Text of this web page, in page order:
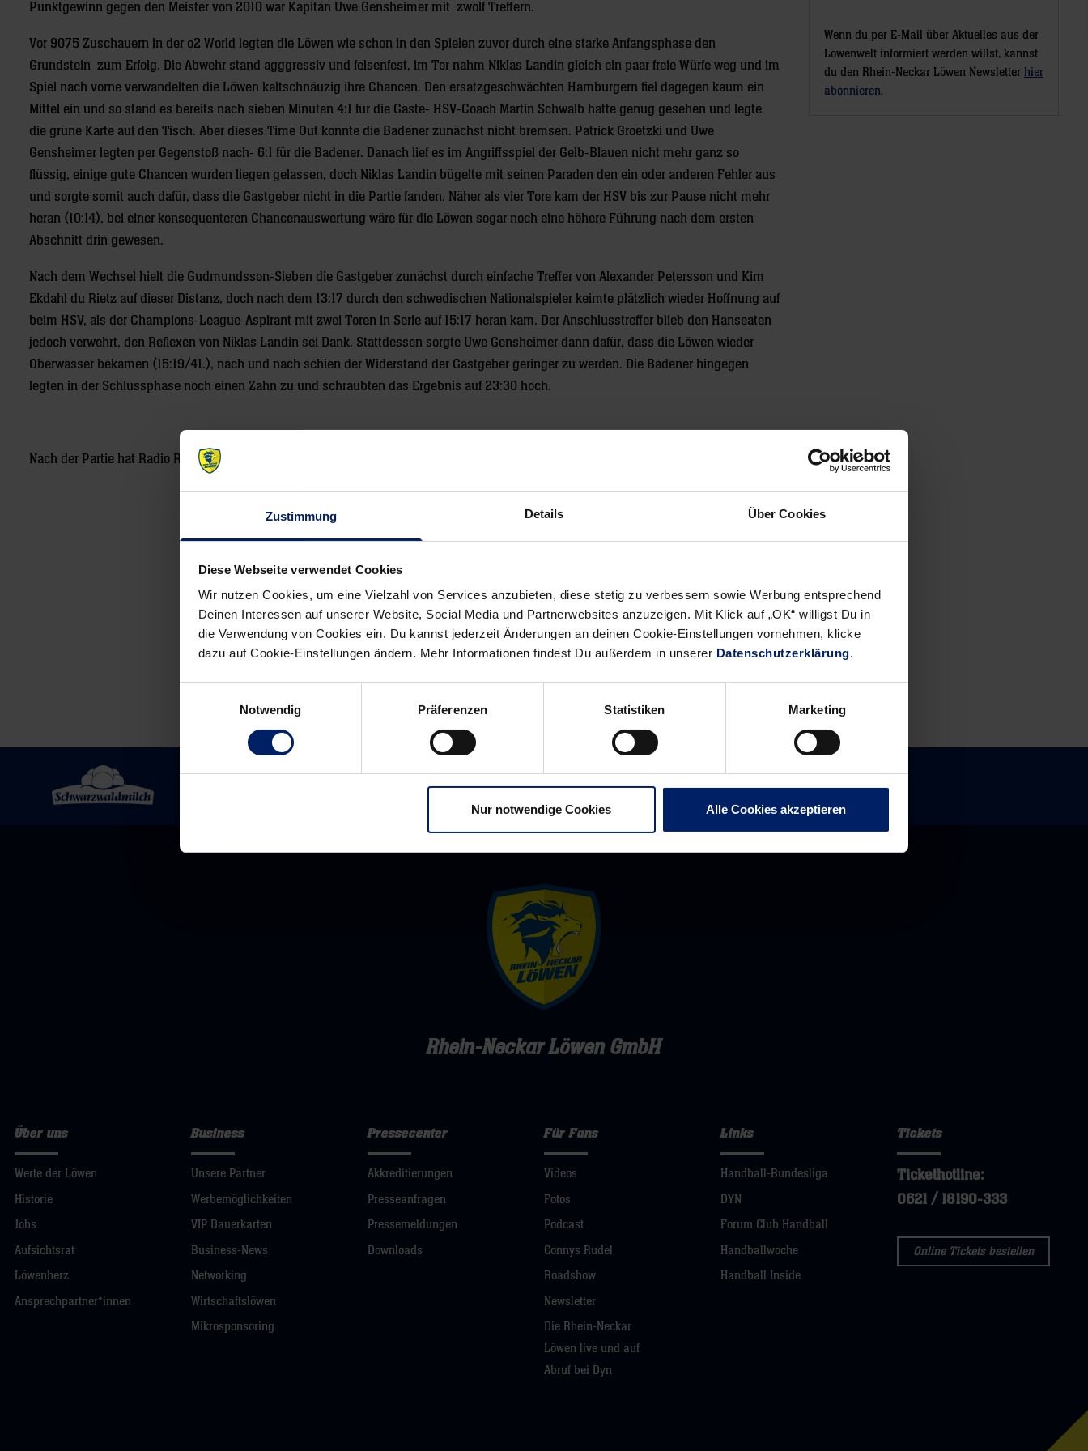
Zustimmung Details Über Cookies
Diese Webseite verwendet Cookies
Wir nutzen Cookies, um eine Vielzahl von Services anzubieten, diese stetig zu verbessern sowie Werbung entsprechend
Deinen Interessen auf unserer Website, Social Media und Partnerwebsites anzuzeigen. Mit Klick auf „OK“ willigst Du in
die Verwendung von Cookies ein. Du kannst jederzeit Änderungen an deinen Cookie-Einstellungen vornehmen, klicke
dazu auf Cookie-Einstellungen ändern. Mehr Informationen findest Du außerdem in unserer Datenschutzerklärung.
Notwendig
Präferenzen Statistiken Marketing
Nur notwendige Cookies Alle Cookies akzeptieren
Punktgewinn gegen den Meister von 2010 war Kapitän Uwe Gensheimer mit zwölf Treffern.
Vor 9075 Zuschauern in der o2 World legten die Löwen wie schon in den Spielen zuvor durch eine starke Anfangsphase den
Grundstein zum Erfolg. Die Abwehr stand agggressiv und felsenfest, im Tor nahm Niklas Landin gleich ein paar freie Würfe weg und im
Spiel nach vorne verwandelten die Löwen kaltschnäuzig ihre Chancen. Den ersatzgeschwächten Hamburgern fiel dagegen kaum ein
Mittel ein und so stand es bereits nach sieben Minuten 4:1 für die Gäste- HSV-Coach Martin Schwalb hatte genug gesehen und legte
die grüne Karte auf den Tisch. Aber dieses Time Out konnte die Badener zunächst nicht bremsen. Patrick Groetzki und Uwe
Gensheimer legten per Gegenstoß nach- 6:1 für die Badener. Danach lief es im Angriffsspiel der Gelb-Blauen nicht mehr ganz so
flüssig, einige gute Chancen wurden liegen gelassen, doch Niklas Landin bügelte mit seinen Paraden den ein oder anderen Fehler aus
und sorgte somit auch dafür, dass die Gastgeber nicht in die Partie fanden. Näher als vier Tore kam der HSV bis zur Pause nicht mehr
heran (10:14), bei einer konsequenteren Chancenauswertung wäre für die Löwen sogar noch eine höhere Führung nach dem ersten
Abschnitt drin gewesen.
Nach dem Wechsel hielt die Gudmundsson-Sieben die Gastgeber zunächst durch einfache Treffer von Alexander Petersson und Kim
Ekdahl du Rietz auf dieser Distanz, doch nach dem 13:17 durch den schwedischen Nationalspieler keimte plätzlich wieder Hoffnung auf
beim HSV, als der Champions-League-Aspirant mit zwei Toren in Serie auf 15:17 heran kam. Der Anschlusstreffer blieb den Hanseaten
jedoch verwehrt, den Reflexen von Niklas Landin sei Dank. Stattdessen sorgte Uwe Gensheimer dann dafür, dass die Löwen wieder
Oberwasser bekamen (15:19/41.), nach und nach schien der Widerstand der Gastgeber geringer zu werden. Die Badener hingegen
legten in der Schlussphase noch einen Zahn zu und schraubten das Ergebnis auf 23:30 hoch.
Nach der Partie hat Radio Regenbogen mit Uwe Gensheimer, Andy Schmid und Thorsten Storm gesprochen:
Wenn du per E-Mail über Aktuelles aus der
Löwenwelt informiert werden willst, kannst
du den Rhein-Neckar Löwen Newsletter hier
abonnieren.
previous
News:
Sieg
in
Hamburg
newst
News:
Handball-
Bundesliga:
Löwen
imponieren
Hamburg
Rhein-Neckar Löwen GmbH
Über uns
Werte der Löwen
Historie
Jobs
Aufsichtsrat
Löwenherz
Ansprechpartner*innen
Business
Unsere Partner
Werbemöglichkeiten
VIP Dauerkarten
Business-News
Networking
Wirtschaftslöwen
Mikrosponsoring
Pressecenter
Akkreditierungen
Presseanfragen
Pressemeldungen
Downloads
Für Fans
Videos
Fotos
Podcast
Connys Rudel
Roadshow
Newsletter
Die Rhein-Neckar
Löwen live und auf
Abruf bei Dyn
Links
Handball-Bundesliga
DYN
Forum Club Handball
Handballwoche
Handball Inside
Tickets
Tickethotline:
0621 / 18190-333
Online Tickets bestellen